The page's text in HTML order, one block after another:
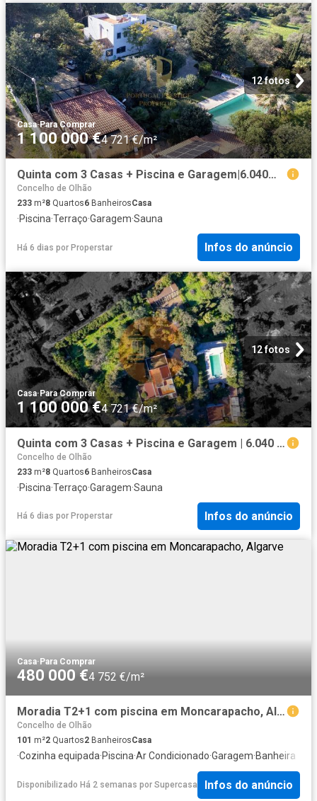
12 fotos
Casa·Para Comprar
1 100 000 €4 721 €/m²
Quinta com 3 Casas + Piscina e Garagem|6.040m² Moncarapacho
Concelho de Olhão
233 m²8 Quartos6 BanheirosCasa
·Piscina·Terraço·Garagem·Sauna
Há 6 dias por Properstar Infos do anúncio
12 fotos
Casa·Para Comprar
1 100 000 €4 721 €/m²
Quinta com 3 Casas + Piscina e Garagem | 6.040 m² Moncarapacho
Concelho de Olhão
233 m²8 Quartos6 BanheirosCasa
·Piscina·Terraço·Garagem·Sauna
Há 6 dias por Properstar Infos do anúncio
Casa· Para Comprar
480 000 €4 752 €/m²
Moradia T2+1 com piscina em Moncarapacho, Algarve
Concelho de Olhão
101 m²2 Quartos2 BanheirosCasa
·Cozinha equipada·Piscina·Ar Condicionado·Garagem·Banheira
Disponibilizado Há 2 semanas por Supercasa Infos do anúncio